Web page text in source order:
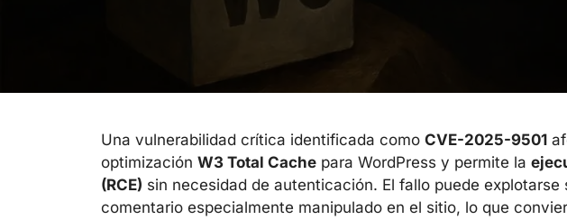
Una vulnerabilidad crítica identificada como CVE-2025-9501
optimización W3 Total Cache para WordPress y permite la
(RCE) sin necesidad de autenticación. El fallo puede explotarse
comentario especialmente manipulado en el sitio, lo que